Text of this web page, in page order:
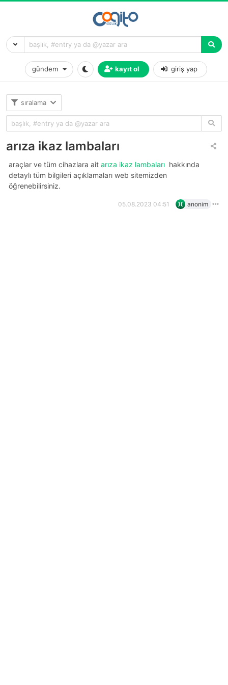
gündem kayıt ol giriş yap
sıralama
arıza ikaz lambaları
araçlar ve tüm cihazlara ait arıza ikaz lambaları hakkında
detaylı tüm bilgileri açıklamaları web sitemizden
öğrenebilirsiniz.
05.08.2023 04:51 anonim